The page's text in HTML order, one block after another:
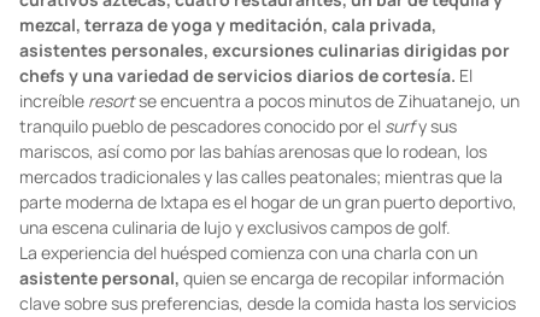
La exclusiva propiedad cuenta conun spade tratamientos
curativos aztecas, cuatro restaurantes, un bar de tequila y
mezcal, terraza de yoga y meditación, cala privada,
asistentes personales, excursiones culinarias dirigidas por
chefs y una variedad de servicios diarios de cortesía.El
increíbleresortse encuentra a pocos minutos de Zihuatanejo, un
tranquilo pueblo de pescadores conocido por el surfy sus
mariscos, así como por las bahías arenosas que lo rodean, los
mercados tradicionales y las calles peatonales; mientras que la
parte moderna de Ixtapa es el hogar de un gran puerto deportivo,
una escena culinaria de lujo y exclusivos campos de golf.